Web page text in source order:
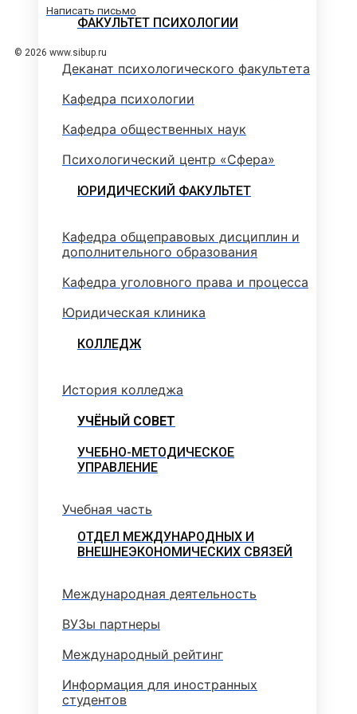
ФАКУЛЬТЕТ ПСИХОЛОГИИ
Деканат психологического факультета
Кафедра психологии
Кафедра общественных наук
Психологический центр «Сфера»
ЮРИДИЧЕСКИЙ ФАКУЛЬТЕТ
Кафедра общеправовых дисциплин и
дополнительного образования
Кафедра уголовного права и процесса
Юридическая клиника
КОЛЛЕДЖ
История колледжа
УЧЁНЫЙ СОВЕТ
УЧЕБНО-МЕТОДИЧЕСКОЕ
УПРАВЛЕНИЕ
Учебная часть
ОТДЕЛ МЕЖДУНАРОДНЫХ И
ВНЕШНЕЭКОНОМИЧЕСКИХ СВЯЗЕЙ
Международная деятельность
ВУЗы партнеры
Международный рейтинг
Информация для иностранных
студентов
Написать письмо
© 2026 www.sibup.ru